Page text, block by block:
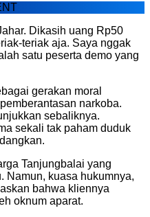
Dikasih uang Rp50
teriak aja. Saya nggak
satu peserta demo yang
gerakan moral
narkoba.
sebaliknya.
sekali tak paham duduk
Tanjungbalai yang
Namun, kuasa hukumnya,
bahwa kliennya
oknum aparat.